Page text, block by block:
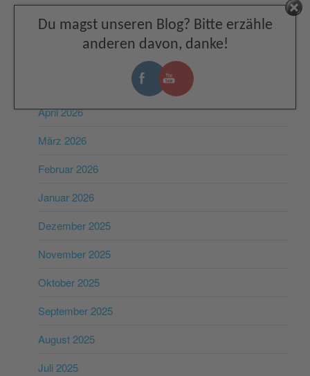
Juli 2026
April 2026
März 2026
Februar 2026
Januar 2026
Dezember 2025
November 2025
Oktober 2025
September 2025
August 2025
Juli 2025
Du magst unseren Blog? Bitte erzähle
anderen davon, danke!
Facebook